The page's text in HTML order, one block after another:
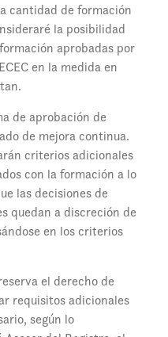
cantidad de formación
la posibilidad
aprobadas por
en la medida en
de aprobación de
de mejora continua.
criterios adicionales
con la formación a lo
las decisiones de
quedan a discreción de
en los criterios
el derecho de
requisitos adicionales
según lo